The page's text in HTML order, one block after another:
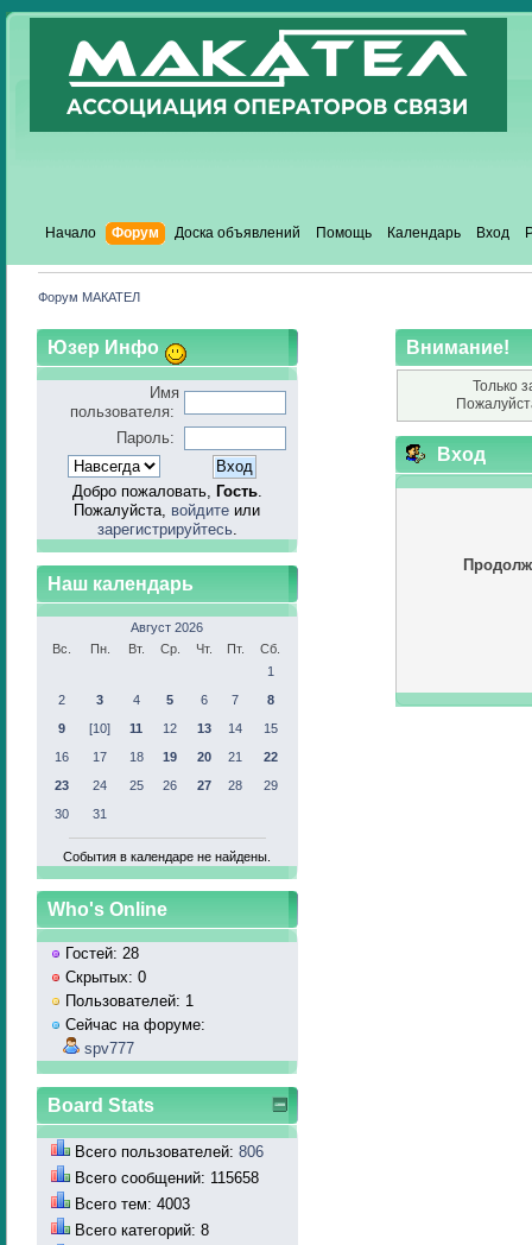
Начало Форум Доска объявлений Помощь Календарь Вход
Форум МАКАТЕЛ
Юзер Инфо
Имя
пользователя:
Пароль:
Добро пожаловать, Гость.
Пожалуйста, войдите или
зарегистрируйтесь.
Наш календарь
Август 2026
Вс.
Пн. Вт. Ср. Чт. Пт.
Сб.
1
2
3 4 5 6 7
8
9
[10] 11 12 13 14
15
16
17 18 19 20 21
22
23
24 25 26 27 28
29
30
31
События в календаре не найдены.
Who's Online
Гостей: 28
Скрытых: 0
Пользователей: 1
Сейчас на форуме:
spv777
Board Stats
Всего пользователей: 806
Всего сообщений: 115658
Всего тем: 4003
Всего категорий: 8
Внимание!
Только
Вход